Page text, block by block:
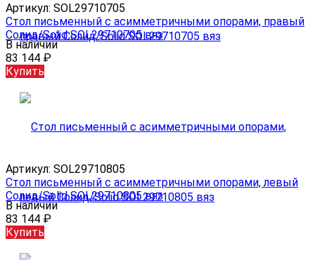
Артикул: SOL29710705
Стол письменный с асимметричными опорами, правый
Солид/Solid SOL29710705 вяз
В наличии
83 144 ₽
Купить
Артикул: SOL29710805
Стол письменный с асимметричными опорами, левый
Солид/Solid SOL29710805 вяз
В наличии
83 144 ₽
Купить